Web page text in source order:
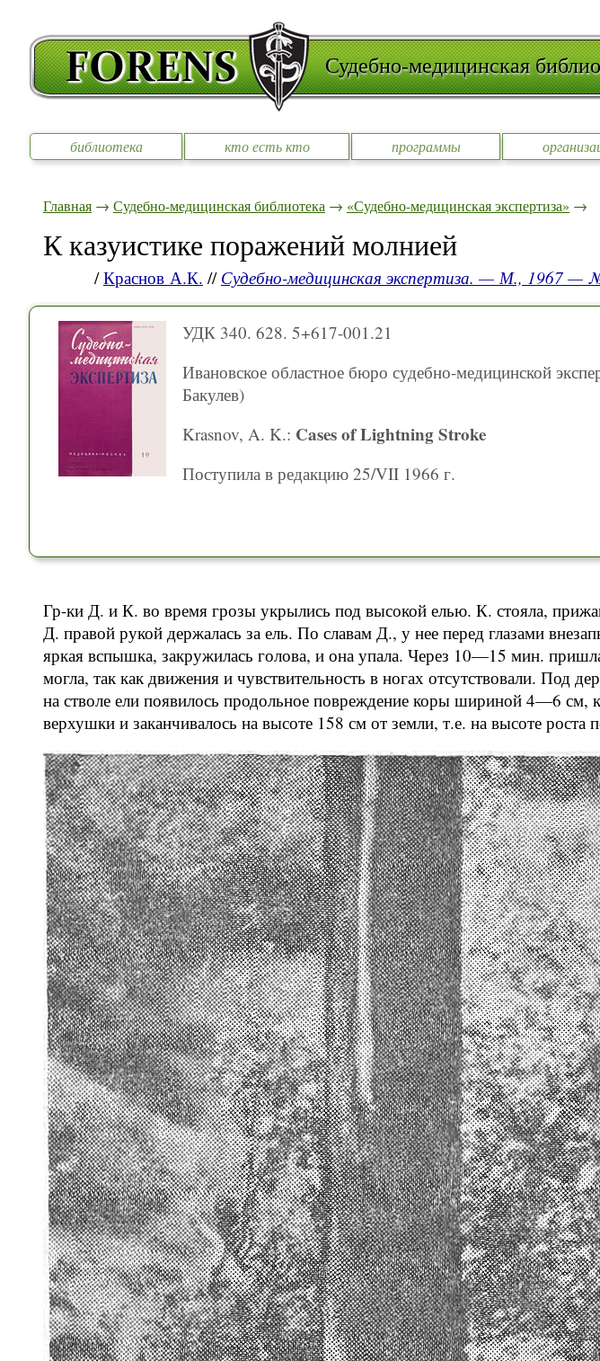
Судебно-медицинская
библиотека кто есть кто программы
Главная → Судебно-медицинская библиотека → «Судебно-медицинская экспертиза» →
К казуистике поражений молнией
/Краснов А.К. // Судебно-медицинская экспертиза. — М., 1967 —
УДК 340. 628. 5+617-001.21
Ивановское областное бюро судебно-медицинской
Бакулев)
Krasnov, A. K.: Cases of Lightning Stroke
Поступила в редакцию 25/VII 1966 г.
Гр-ки Д. и К. во время грозы укрылись под высокой елью. К. стояла,
Д. правой рукой держалась за ель. По славам Д., у нее перед глазами
яркая вспышка, закружилась голова, и она упала. Через 10—15 мин.
могла, так как движения и чувствительность в ногах отсутствовали. Под
на стволе ели появилось продольное повреждение коры шириной 4—6 см,
верхушки и заканчивалось на высоте 158 см от земли, т.е. на высоте